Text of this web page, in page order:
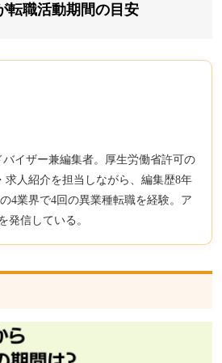
転職活動期間の目安
バイザー兼編集者。厚生労働省許可の
求人紹介を担当しながら、編集歴8年
4業界で4回の異業種転職を経験。ア
発信している。